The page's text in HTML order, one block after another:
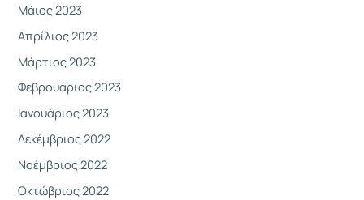
Μάιος 2023
Απρίλιος 2023
Μάρτιος 2023
Φεβρουάριος 2023
Ιανουάριος 2023
Δεκέμβριος 2022
Νοέμβριος 2022
Οκτώβριος 2022